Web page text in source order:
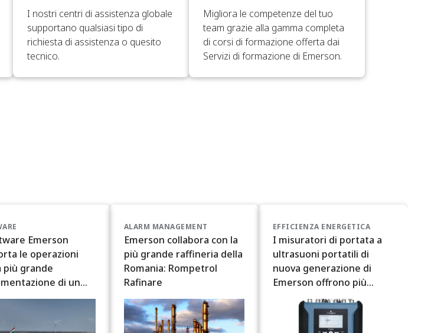
I nostri centri di assistenza globale
supportano qualsiasi tipo di
richiesta di assistenza o quesito
tecnico.
Migliora le competenze del tuo
team grazie alla gamma completa
di corsi di formazione offerta dai
Servizi di formazione di Emerson.
Emerson
le operazioni
più grande
di un
di stoccaggio di
ALARM MANAGEMENT
Emerson collabora con la
più grande raffineria della
Romania: Rompetrol
Rafinare
EFFICIENZA ENERGETICA
I misuratori di portata a
ultrasuoni portatili di
nuova generazione di
Emerson offrono più
flessibilità per una
trasparenza a livello di